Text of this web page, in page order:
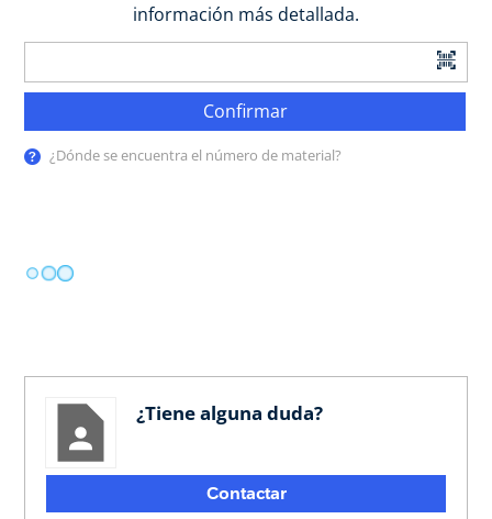
información más detallada.
Confirmar
¿Dónde se encuentra el número de material?
¿Tiene alguna duda?
Contactar